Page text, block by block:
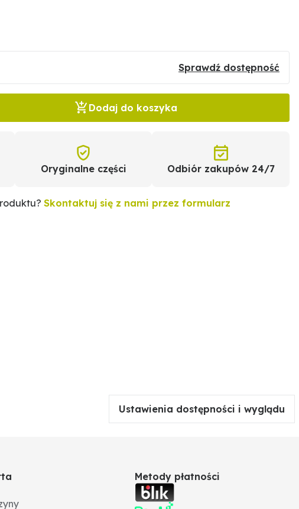
Sprawdź dostępność
Dodaj do koszyka
Oryginalne części Odbiór zakupów 24/7
Skontaktuj się z nami przez formularz
Ustawienia dostępności i wyglądu
Metody płatności